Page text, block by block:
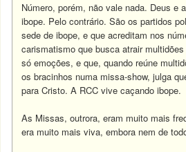
Número, porém, não vale nada. Deus e
ibope. Pelo contrário. São os partidos
sede de ibope, e que acreditam nos
carismatismo que busca atrair
só emoções, e que, quando reúne
os bracinhos numa missa-show, julga
para Cristo. A RCC vive caçando ibope.
As Missas, outrora, eram muito mais
era muito mais viva, embora nem de